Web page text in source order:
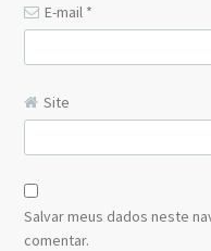
E-mail *
Site
Salvar meus dados neste
comentar.